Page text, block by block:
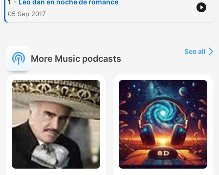
1 Leo dan en noche de romance
05 Sep 2017
More Music podcasts
See all